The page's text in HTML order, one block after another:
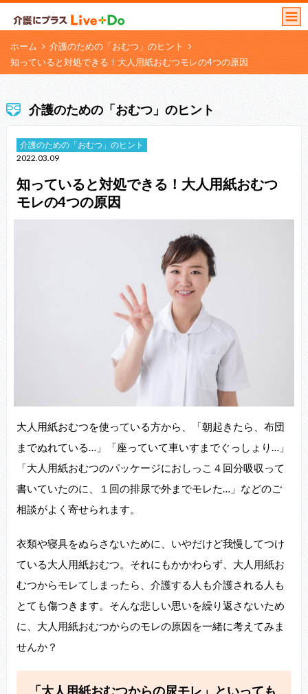
ホーム
介護のための「おむつ」のヒント
知っていると対処できる！大人用紙おむつモレの4つの原因
介護のための「おむつ」のヒント
介護のための「おむつ」のヒント
2022.03.09
知っていると対処できる！大人用紙おむつ
モレの4つの原因
大人用紙おむつを使っている方から、「朝起きたら、布団
までぬれている…」「座っていて車いすまでぐっしょり…」
「大人用紙おむつのパッケージにおしっこ４回分吸収って
書いていたのに、１回の排尿で外までモレた…」などのご
相談がよく寄せられます。
衣類や寝具をぬらさないために、いやだけど我慢してつけ
ている大人用紙おむつ。それにもかかわらず、大人用紙お
むつからモレてしまったら、介護する人も介護される人も
とても傷つきます。そんな悲しい思いを繰り返さないため
に、大人用紙おむつからのモレの原因を一緒に考えてみま
せんか？
「大人用紙おむつからの尿モレ」といっても